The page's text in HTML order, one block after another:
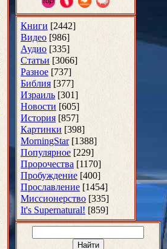
Книги [2442]
Видео [986]
Аудио [335]
Статьи [3066]
Разное [737]
Библия [377]
Израиль [301]
Новости [605]
История [857]
Картинки [398]
MorningStar [1388]
Популярное [229]
Пророчества [1170]
Пробуждение [400]
Прославление [1454]
Миссионерство [335]
It's Supernatural! [859]